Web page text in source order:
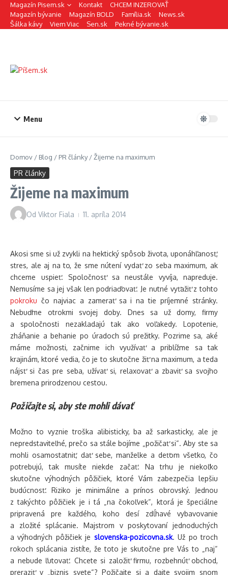
Preskočiť na obsah
Magazín Pisem.sk Kontakt
CHCEM INZEROVAŤ
Magazín bývanie
Magazín BOLD Família.sk
News.sk
Šálka kávy
Viem Viac Sen.sk Pekné bývanie.sk
Menu
Domov / Blog / PR články/Žijeme na maximum
PR články
Žijeme na maximum
Od Viktor Fiala 11. apríla 2014
Akosi sme si už zvykli na hektický spôsob života, uponáhľanosť,
stres, ale aj na to, že sme nútení vydať zo seba maximum, ak
chceme uspieť. Spoločnosť sa neustále vyvíja, napreduje.
Nemusíme sa jej však len podriaďovať. Je nutné vyťažiť z tohto
pokroku čo najviac a zamerať sa i na tie príjemné stránky.
Nebuďme otrokmi svojej doby. Dnes sa už domy, firmy
a spoločnosti nezakladajú tak ako voľakedy. Lopotenie,
zháňanie a behanie po úradoch sú prežitky. Pozrime sa, aké
máme možnosti, začnime ich využívať a priblížme sa tak
krajinám, ktoré vedia, čo je to skutočne žiť na maximum, a teda
nájsť si čas pre seba, užívať si, relaxovať a zbaviť sa svojho
bremena prirodzenou cestou.
Požičajte si, aby ste mohli dávať
Možno to vyznie troška alibisticky, ba až sarkasticky, ale je
nepredstaviteľné, prečo sa stále bojíme „požičať si“. Aby ste sa
mohli osamostatniť, dať sebe, manželke a deťom všetko, čo
potrebujú, tak musíte niekde začať. Na trhu je niekoľko
skutočne výhodných pôžičiek, ktoré Vám zabezpečia lepšiu
budúcnosť. Riziko je minimálne a prínos obrovský. Jednou
z takýchto pôžičiek je i tá „na čokoľvek“, ktorá je špeciálne
pripravená pre každého, koho desí zdĺhavé vybavovanie
a zložité splácanie. Majstrom v poskytovaní jednoduchých
a výhodných pôžičiek je slovenska-pozicovna.sk. Už po troch
rokoch splácania zistíte, že toto je skutočne pre Vás to „naj“
a nebude ľutovať. Chcete si založiť firmu, rozbehnúť obchod,
preraziť v „biznis svete“? Požičajte si a dajte svojim snom